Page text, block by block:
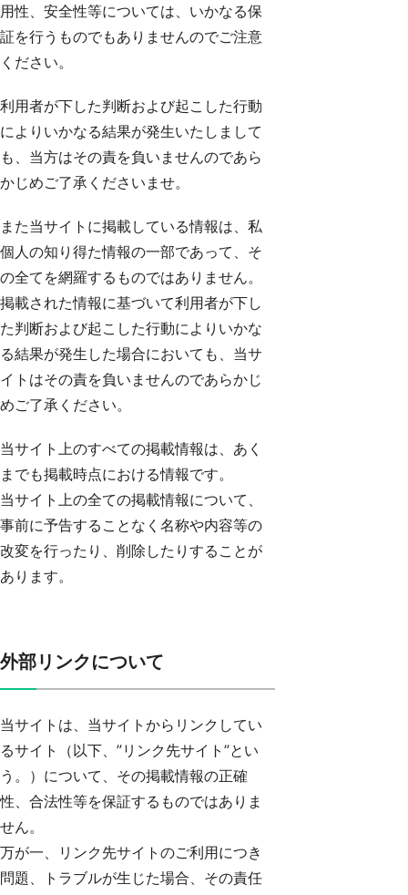
用性、安全性等については、いかなる保
証を行うものでもありませんのでご注意
ください。
利用者が下した判断および起こした行動
によりいかなる結果が発生いたしまして
も、当方はその責を負いませんのであら
かじめご了承くださいませ。
また当サイトに掲載している情報は、私
個人の知り得た情報の一部であって、そ
の全てを網羅するものではありません。
掲載された情報に基づいて利用者が下し
た判断および起こした行動によりいかな
る結果が発生した場合においても、当サ
イトはその責を負いませんのであらかじ
めご了承ください。
当サイト上のすべての掲載情報は、あく
までも掲載時点における情報です。
当サイト上の全ての掲載情報について、
事前に予告することなく名称や内容等の
改変を行ったり、削除したりすることが
あります。
外部リンクについて
当サイトは、当サイトからリンクしてい
るサイト（以下、”リンク先サイト”とい
う。）について、その掲載情報の正確
性、合法性等を保証するものではありま
せん。
万が一、リンク先サイトのご利用につき
問題、トラブルが生じた場合、その責任